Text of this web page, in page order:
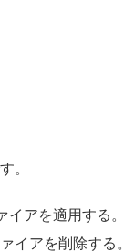
。
アを適用する。
イアを削除する。